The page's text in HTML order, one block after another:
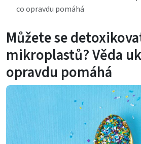
co opravdu pomáhá
Můžete se
mikroplastů? Věda
opravdu pomáhá